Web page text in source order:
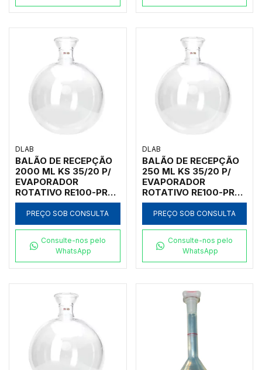
DLAB
BALÃO DE RECEPÇÃO
2000 ML KS 35/20 P/
EVAPORADOR
ROTATIVO RE100-PRO
E RE100-S
PREÇO SOB CONSULTA
Consulte-nos pelo
WhatsApp
DLAB
BALÃO DE RECEPÇÃO
250 ML KS 35/20 P/
EVAPORADOR
ROTATIVO RE100-PRO
E RE100-S
PREÇO SOB CONSULTA
Consulte-nos pelo
WhatsApp